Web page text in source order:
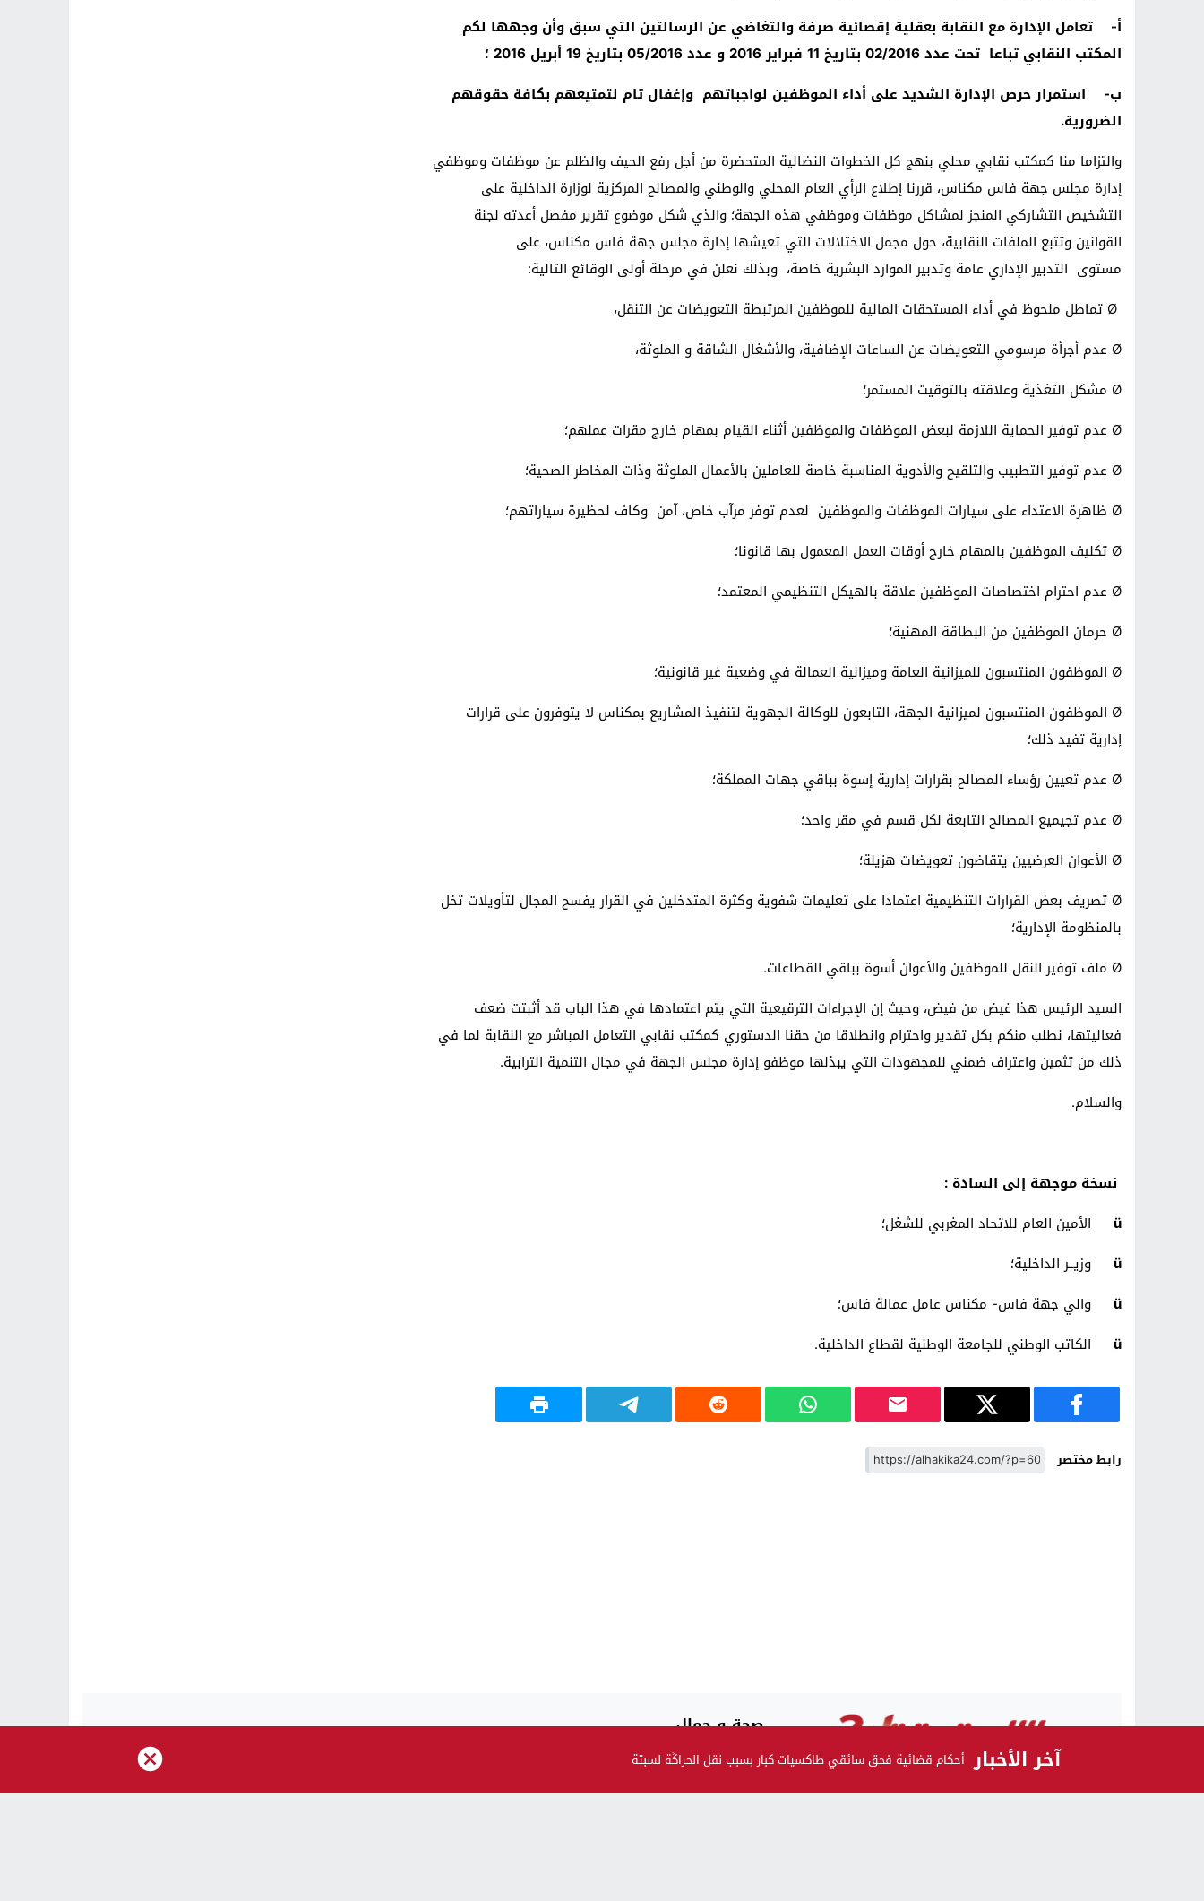
أ‌- تعامل الإدارة مع النقابة بعقلية إقصائية صرفة والتغاضي عن الرسالتين التي سبق وأن وجهها لكم
المكتب النقابي تباعا تحت عدد 02/2016 بتاريخ 11 فبراير 2016 و عدد 05/2016 بتاريخ 19 أبريل 2016 ؛
ب‌- استمرار حرص الإدارة الشديد على أداء الموظفين لواجباتهم وإغفال تام لتمتيعهم بكافة حقوقهم
الضرورية.
والتزاما منا كمكتب نقابي محلي بنهج كل الخطوات النضالية المتحضرة من أجل رفع الحيف والظلم عن موظفات وموظفي
إدارة مجلس جهة فاس مكناس، قررنا إطلاع الرأي العام المحلي والوطني والمصالح المركزية لوزارة الداخلية على
التشخيص التشاركي المنجز لمشاكل موظفات وموظفي هذه الجهة؛ والذي شكل موضوع تقرير مفصل أعدته لجنة
القوانين وتتبع الملفات النقابية، حول مجمل الاختلالات التي تعيشها إدارة مجلس جهة فاس مكناس، على
مستوى التدبير الإداري عامة وتدبير الموارد البشرية خاصة، وبذلك نعلن في مرحلة أولى الوقائع التالية:
تماطل ملحوظ في أداء المستحقات المالية للموظفين المرتبطة التعويضات عن التنقل،
Ø عدم أجرأة مرسومي التعويضات عن الساعات الإضافية، والأشغال الشاقة و الملوثة،
Ø مشكل التغذية وعلاقته بالتوقيت المستمر؛
Ø عدم توفير الحماية اللازمة لبعض الموظفات والموظفين أثناء القيام بمهام خارج مقرات عملهم؛
Ø عدم توفير التطبيب والتلقيح والأدوية المناسبة خاصة للعاملين بالأعمال الملوثة وذات المخاطر الصحية؛
Ø ظاهرة الاعتداء على سيارات الموظفات والموظفين لعدم توفر مرآب خاص، آمن وكاف لحظيرة سياراتهم؛
Ø تكليف الموظفين بالمهام خارج أوقات العمل المعمول بها قانونا؛
Ø عدم احترام اختصاصات الموظفين علاقة بالهيكل التنظيمي المعتمد؛
Ø حرمان الموظفين من البطاقة المهنية؛
Ø الموظفون المنتسبون للميزانية العامة وميزانية العمالة في وضعية غير قانونية؛
Ø الموظفون المنتسبون لميزانية الجهة، التابعون للوكالة الجهوية لتنفيذ المشاريع بمكناس لا يتوفرون على قرارات
إدارية تفيد ذلك؛
Ø عدم تعيين رؤساء المصالح بقرارات إدارية إسوة بباقي جهات المملكة؛
Ø عدم تجيميع المصالح التابعة لكل قسم في مقر واحد؛
Ø الأعوان العرضيين يتقاضون تعويضات هزيلة؛
Ø تصريف بعض القرارات التنظيمية اعتمادا على تعليمات شفوية وكثرة المتدخلين في القرار يفسح المجال لتأويلات تخل
بالمنظومة الإدارية؛
Ø ملف توفير النقل للموظفين والأعوان أسوة بباقي القطاعات.
السيد الرئيس هذا غيض من فيض، وحيث إن الإجراءات الترقيعية التي يتم اعتمادها في هذا الباب قد أثبتت ضعف
فعاليتها، نطلب منكم بكل تقدير واحترام وانطلاقا من حقنا الدستوري كمكتب نقابي التعامل المباشر مع النقابة لما في
ذلك من تثمين واعتراف ضمني للمجهودات التي يبذلها موظفو إدارة مجلس الجهة في مجال التنمية الترابية.
والسلام.
نسخة موجهة إلى السادة :
ü
الأمين العام للاتحاد المغربي للشغل؛
ü
وزيــر الداخلية؛
ü
والي جهة فاس- مكناس عامل عمالة فاس؛
ü
الكاتب الوطني للجامعة الوطنية لقطاع الداخلية.
رابط مختصر
الرأي و الرأي الآخر
صحة و جمال
آخر الأخبار أحكام قضائية فحق سائقي طاكسيات كبار بسبب نقل الحراݣة لسبتة